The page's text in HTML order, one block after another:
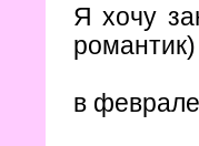
Я хочу
романтик)
в